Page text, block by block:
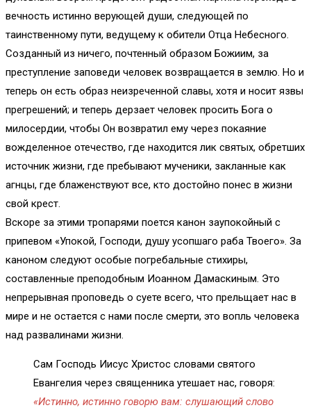
вечность истинно верующей души, следующей по
таинственному пути, ведущему к обители Отца Небесного.
Созданный из ничего, почтенный образом Божиим, за
преступление заповеди человек возвращается в землю. Но и
теперь он есть образ неизреченной славы, хотя и носит язвы
прегрешений; и теперь дерзает человек просить Бога о
милосердии, чтобы Он возвратил ему через покаяние
вожделенное отечество, где находится лик святых, обретших
источник жизни, где пребывают мученики, закланные как
агнцы, где блаженствуют все, кто достойно понес в жизни
свой крест.
Вскоре за этими тропарями поется канон заупокойный с
припевом «Упокой, Господи, душу усопшаго раба Твоего». За
каноном следуют особые погребальные стихиры,
составленные преподобным Иоанном Дамаскиным. Это
непрерывная проповедь о суете всего, что прельщает нас в
мире и не остается с нами после смерти, это вопль человека
над развалинами жизни.
Сам Господь Иисус Христос словами святого
Евангелия через священника утешает нас, говоря:
«Истинно, истинно говорю вам: слушающий слово